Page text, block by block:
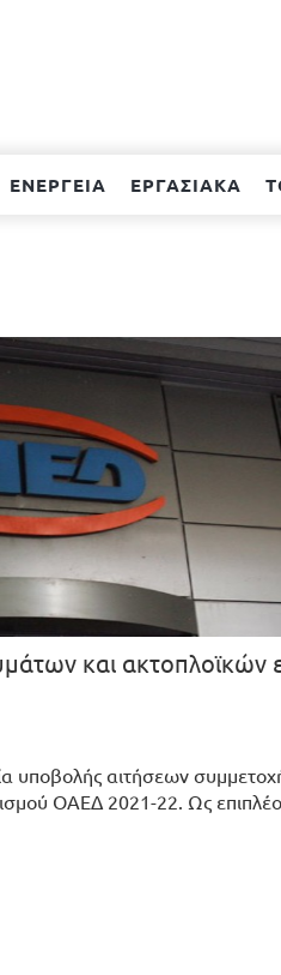
ΕΝΕΡΓΕΙΑ ΕΡΓΑΣΙΑΚΑ
και ακτοπλοϊκών
υποβολής αιτήσεων
ΟΑΕΔ 2021-22. Ως